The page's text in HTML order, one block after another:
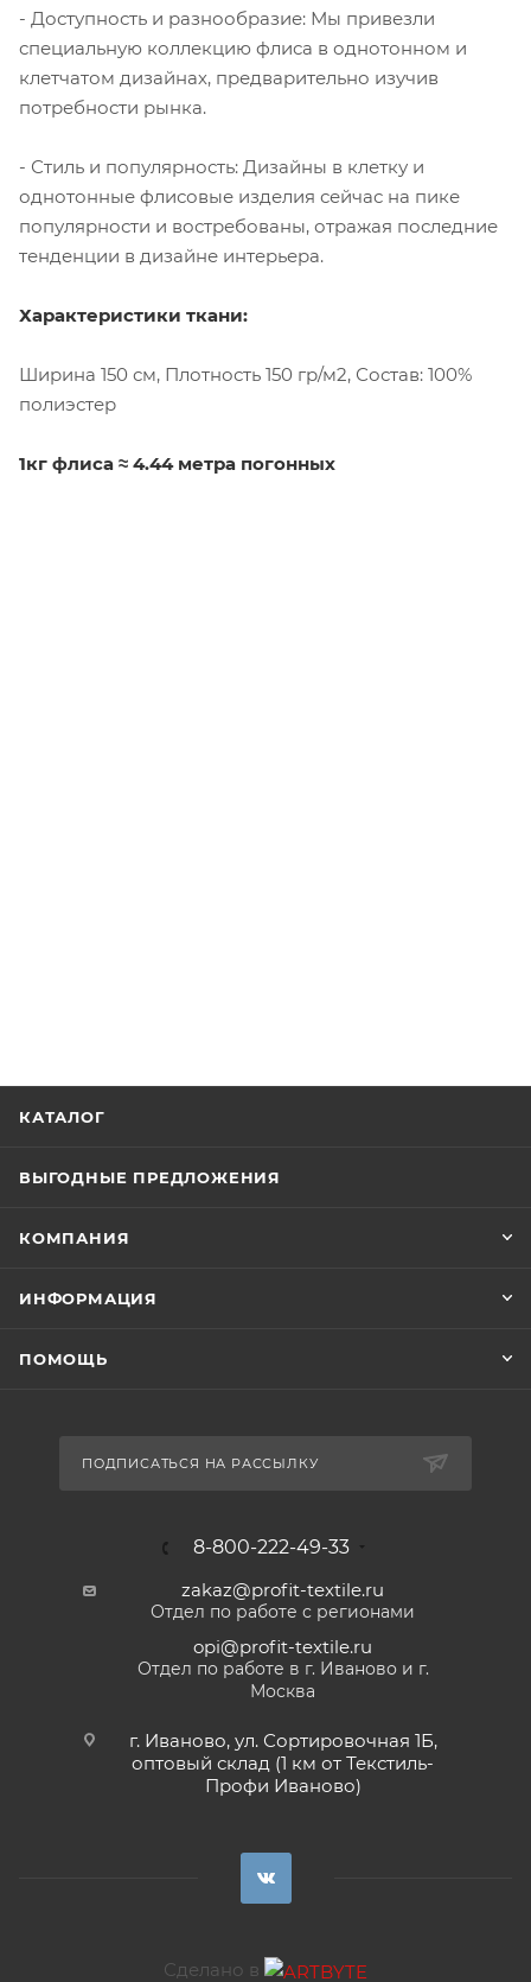
- Доступность и разнообразие: Мы привезли
специальную коллекцию флиса в однотонном и
клетчатом дизайнах, предварительно изучив
потребности рынка.
- Стиль и популярность: Дизайны в клетку и
однотонные флисовые изделия сейчас на пике
популярности и востребованы, отражая последние
тенденции в дизайне интерьера.
Характеристики ткани:
Ширина 150 см, Плотность 150 гр/м2, Состав: 100%
полиэстер
1кг флиса ≈ 4.44 метра погонных
КАТАЛОГ
ВЫГОДНЫЕ ПРЕДЛОЖЕНИЯ
КОМПАНИЯ
ИНФОРМАЦИЯ
ПОМОЩЬ
ПОДПИСАТЬСЯ НА РАССЫЛКУ
8-800-222-49-33
zakaz@profit-textile.ru
Отдел по работе с регионами
opi@profit-textile.ru
Отдел по работе в г. Иваново и г.
Москва
г. Иваново, ул. Сортировочная 1Б,
оптовый склад (1 км от Текстиль-
Профи Иваново)
Сделано в